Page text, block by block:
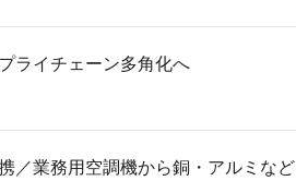
ライチェーン多角化へ
／業務用空調機から銅・アルミなど